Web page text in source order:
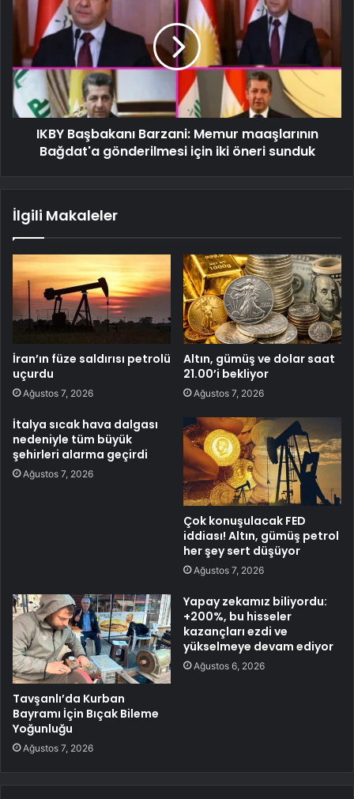
IKBY Başbakanı Barzani: Memur maaşlarının
Bağdat'a gönderilmesi için iki öneri sunduk
İlgili Makaleler
İran’ın füze saldırısı petrolü
uçurdu
Ağustos 7, 2026
Altın, gümüş ve dolar saat
21.00’i bekliyor
Ağustos 7, 2026
İtalya sıcak hava dalgası
nedeniyle tüm büyük
şehirleri alarma geçirdi
Ağustos 7, 2026
Çok konuşulacak FED
iddiası! Altın, gümüş petrol
her şey sert düşüyor
Ağustos 7, 2026
Tavşanlı’da Kurban
Bayramı İçin Bıçak Bileme
Yoğunluğu
Ağustos 7, 2026
Yapay zekamız biliyordu:
+200%, bu hisseler
kazançları ezdi ve
yükselmeye devam ediyor
Ağustos 6, 2026